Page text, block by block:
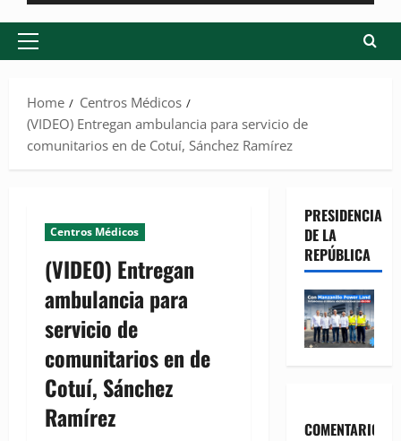
Primary
Home
Centros Médicos
(VIDEO) Entregan ambulancia para servicio de
comunitarios en de Cotuí, Sánchez Ramírez
Centros Médicos
(VIDEO) Entregan
ambulancia para
servicio de
comunitarios en de
Cotuí, Sánchez
Ramírez
PRESIDENCIA
DE LA
REPÚBLICA
COMENTARIOS